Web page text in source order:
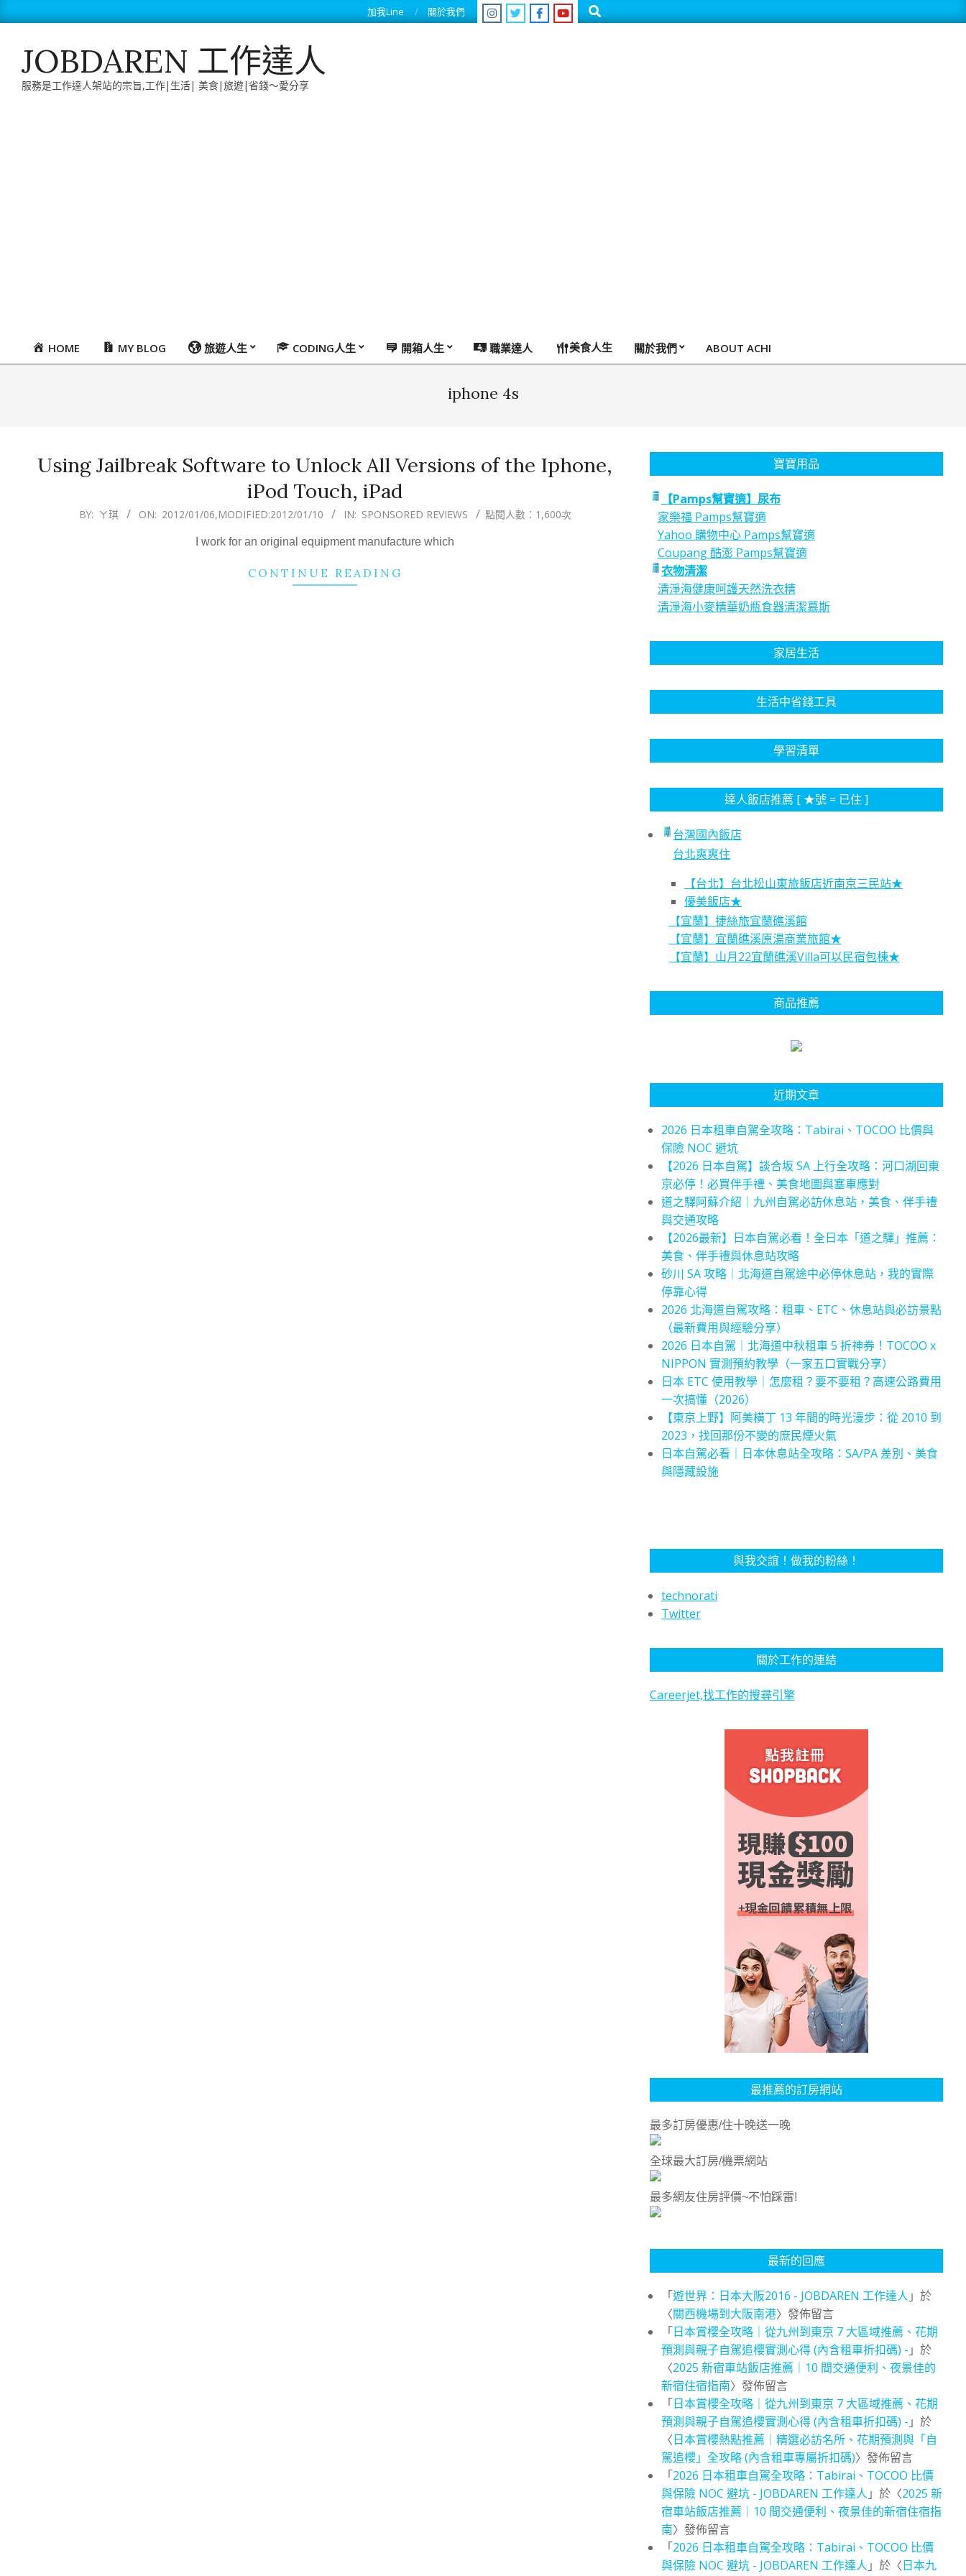
to
加我Line 關於我們 Search
JOBDAREN 工作達人
服務是工作達人架站的宗旨,工作|生活| 美食|旅遊|省錢～愛分享
PrimaryHOME MY BLOG 旅遊人生 CODING人生 開箱人生 職業達人 美食人生 關於我們 ABOUT ACHI
iphone 4s
Using Jailbreak Software to Unlock All Versions of the Iphone,
iPod Touch, iPad
BY: ㄚ琪 ON: 2012/01/06,MODIFIED:2012/01/10 IN: SPONSORED REVIEWS 點閱人數：1,600次
I work for an original equipment manufacture which
CONTINUE READING
寶寶用品
【Pamps幫寶適】尿布
家樂福 Pamps幫寶適
Yahoo 購物中心 Pamps幫寶適
Coupang 酷澎 Pamps幫寶適
衣物清潔
清淨海健康呵護天然洗衣精
清淨海小麥精華奶瓶食器清潔慕斯
家居生活
生活中省錢工具
學習清單
達人飯店推薦 [ ★號 = 已住 ]
台灣國內飯店
台北爽爽住
【台北】台北松山東旅飯店近南京三民站★
優美飯店★
【宜蘭】捷絲旅宜蘭礁溪館
【宜蘭】宜蘭礁溪原湯商業旅館★
【宜蘭】山月22宜蘭礁溪Villa可以民宿包棟★
商品推薦
近期文章
2026 日本租車自駕全攻略：Tabirai、TOCOO 比價與
保險 NOC 避坑
【2026 日本自駕】談合坂 SA 上行全攻略：河口湖回東
京必停！必買伴手禮、美食地圖與塞車應對
道之驛阿蘇介紹｜九州自駕必訪休息站，美食、伴手禮
與交通攻略
【2026最新】日本自駕必看！全日本「道之驛」推薦：
美食、伴手禮與休息站攻略
砂川 SA 攻略｜北海道自駕途中必停休息站，我的實際
停靠心得
2026 北海道自駕攻略：租車、ETC、休息站與必訪景點
（最新費用與經驗分享）
2026 日本自駕｜北海道中秋租車 5 折神券！TOCOO x
NIPPON 實測預約教學（一家五口實戰分享）
日本 ETC 使用教學｜怎麼租？要不要租？高速公路費用
一次搞懂（2026）
【東京上野】阿美橫丁 13 年間的時光漫步：從 2010 到
2023，找回那份不變的庶民煙火氣
日本自駕必看｜日本休息站全攻略：SA/PA 差別、美食
與隱藏設施
與我交誼！做我的粉絲！
technorati
Twitter
關於工作的連結
Careerjet,找工作的搜尋引擎
最推薦的訂房網站
最多訂房優惠/住十晚送一晚
全球最大訂房/機票網站
最多網友住房評價~不怕踩雷!
最新的回應
「遊世界：日本大阪2016 - JOBDAREN 工作達人 」於
〈關西機場到大阪南港〉發佈留言
「日本賞櫻全攻略｜從九州到東京 7 大區域推薦、花期
預測與親子自駕追櫻實測心得 (內含租車折扣碼) - 」於
〈2025 新宿車站飯店推薦｜10 間交通便利、夜景佳的
新宿住宿指南〉發佈留言
「日本賞櫻全攻略｜從九州到東京 7 大區域推薦、花期
預測與親子自駕追櫻實測心得 (內含租車折扣碼) - 」於
〈日本賞櫻熱點推薦｜精選必訪名所、花期預測與「自
駕追櫻」全攻略 (內含租車專屬折扣碼)〉發佈留言
「2026 日本租車自駕全攻略：Tabirai、TOCOO 比價
與保險 NOC 避坑 - JOBDAREN 工作達人 」於〈2025 新
宿車站飯店推薦｜10 間交通便利、夜景佳的新宿住宿指
南〉發佈留言
「2026 日本租車自駕全攻略：Tabirai、TOCOO 比價
與保險 NOC 避坑 - JOBDAREN 工作達人 」於〈日本九